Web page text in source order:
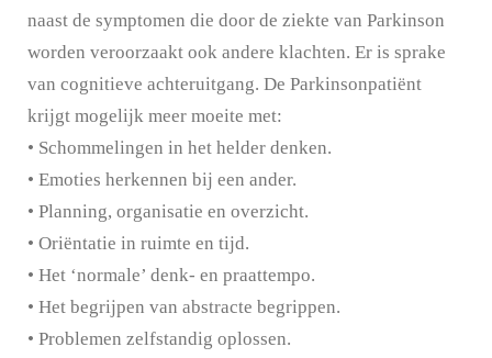
naast de symptomen die door de ziekte van Parkinson
worden veroorzaakt ook andere klachten. Er is sprake
van cognitieve achteruitgang. De Parkinsonpatiënt
krijgt mogelijk meer moeite met:
• Schommelingen in het helder denken.
• Emoties herkennen bij een ander.
• Planning, organisatie en overzicht.
• Oriëntatie in ruimte en tijd.
• Het ‘normale’ denk- en praattempo.
• Het begrijpen van abstracte begrippen.
• Problemen zelfstandig oplossen.